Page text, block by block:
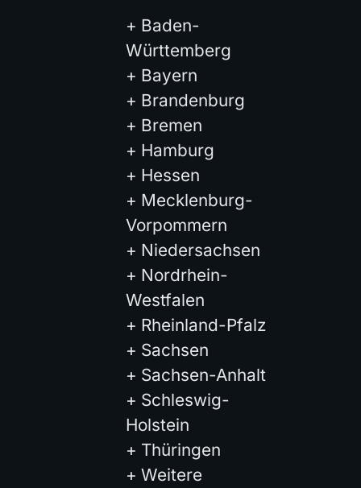
+ Baden-
Württemberg
+ Bayern
+ Brandenburg
+ Bremen
+ Hamburg
+ Hessen
+ Mecklenburg-
Vorpommern
+ Niedersachsen
+ Nordrhein-
Westfalen
+ Rheinland-Pfalz
+ Sachsen
+ Sachsen-Anhalt
+ Schleswig-
Holstein
+ Thüringen
+ Weitere